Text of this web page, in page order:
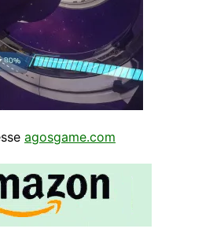
agosgame.com